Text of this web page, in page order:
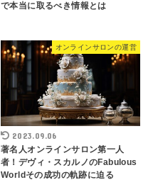
で本当に取るべき情報とは
オンラインサロンの運営
2023.09.06
著名人オンラインサロン第一人
者！デヴィ・スカルノのFabulous
Worldその成功の軌跡に迫る